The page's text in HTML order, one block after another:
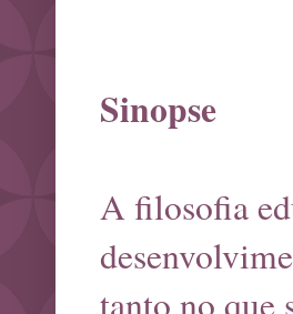
Sinopse
A filosofia
tanto no que